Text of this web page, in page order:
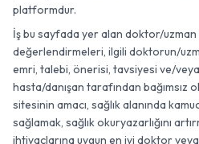
platformdur.
İş bu sayfada yer alan doktor/uzman
değerlendirmeleri, ilgili doktorun/
emri, talebi, önerisi, tavsiyesi ve/veya
hasta/danışan tarafından bağımsız
sitesinin amacı, sağlık alanında
sağlamak, sağlık okuryazarlığını
ihtiyaçlarına uygun en iyi doktor veya